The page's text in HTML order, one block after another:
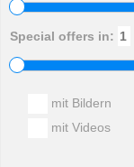
Special offers in:
mit Bildern
mit Videos